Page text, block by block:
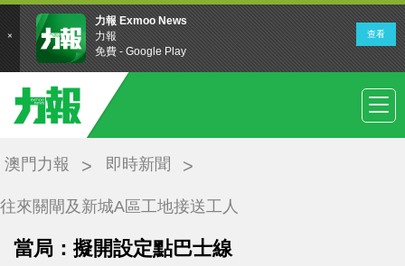
澳門力報 即時新聞
往來關閘及新城A區工地接送工人
當局：擬開設定點巴士線